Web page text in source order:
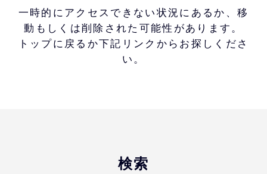
一時的にアクセスできない状況にあるか、移
動もしくは削除された可能性があります。
トップに戻るか下記リンクからお探しくださ
い。
検索